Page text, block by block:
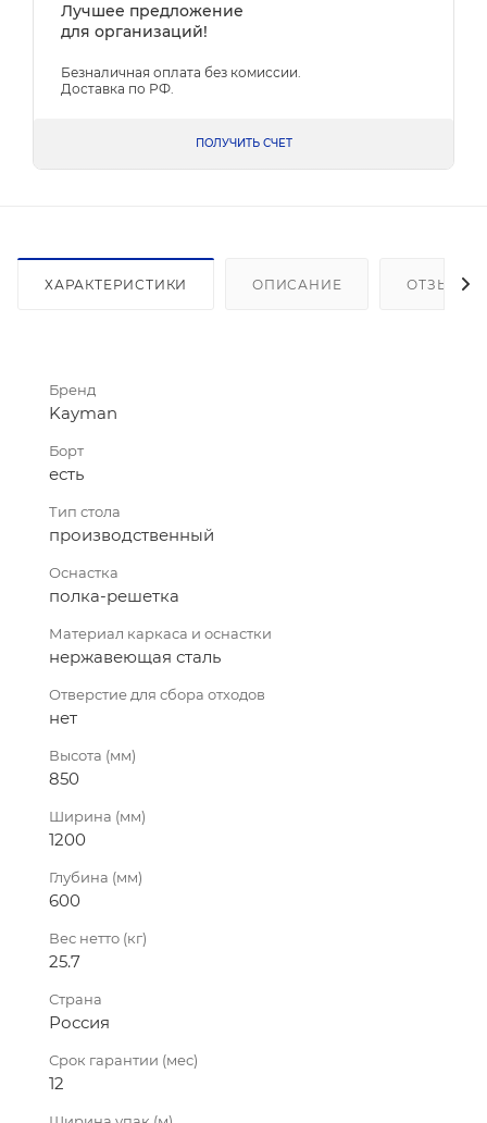
Лучшее предложение
для организаций!
Безналичная оплата без комиссии.
Доставка по РФ.
ПОЛУЧИТЬ СЧЕТ
ХАРАКТЕРИСТИКИ ОПИСАНИЕ ОТЗЫВЫ
Бренд
Kayman
Борт
есть
Тип стола
производственный
Оснастка
полка-решетка
Материал каркаса и оснастки
нержавеющая сталь
Отверстие для сбора отходов
нет
Высота (мм)
850
Ширина (мм)
1200
Глубина (мм)
600
Вес нетто (кг)
25.7
Страна
Россия
Срок гарантии (мес)
12